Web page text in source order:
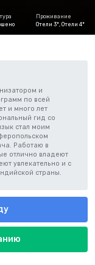
Проживание
Отели 3*, Отели 4*
и
по всей
и много лет
гид со
стал моим
Работаю в
отлично владеют
увлекательно и с
страны.